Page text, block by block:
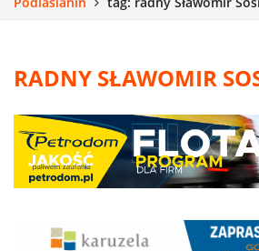
RADNY SŁAWOMIR